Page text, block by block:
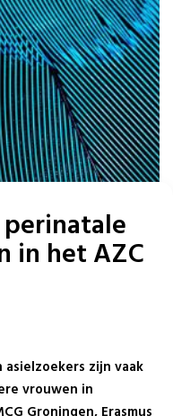
in het AZC
zijn vaak
vrouwen in